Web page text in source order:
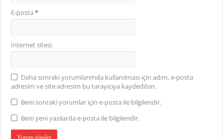
E-posta*
İnternet sitesi
Daha sonraki yorumlarımda kullanılması için adım, e-posta
adresim ve site adresim bu tarayıcıya kaydedilsin.
Beni sonraki yorumlar için e-posta ile bilgilendir.
Beni yeni yazılarda e-posta ile bilgilendir.